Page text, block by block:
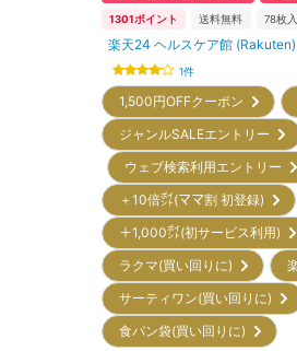
1301ポイント 送料無料 78枚入
楽天24 ヘルスケア館 (Rakuten)
1件
1,500円OFFクーポン
ジャンルSALEエントリー
ウェブ検索利用エントリー
＋10倍㌽(ママ割 初登録)
＋1,000㌽(初サービス利用)
ラクマ(買い回りに)
サーティワン(買い回りに)
食パン袋(買い回りに)